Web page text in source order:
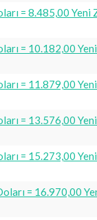
= 8.485,00 Yeni
= 10.182,00
= 11.879,00
= 13.576,00
= 15.273,00
= 16.970,00